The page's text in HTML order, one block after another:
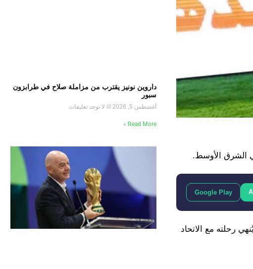
الشرق الأوسط.
Google Play
رحلته مع الاتحاد
داروين نونيز يقترب من مزاملة صلاح في طرابزون
سبور
أغسطس 5, 2026 لا توجد تعليقات
Read More »